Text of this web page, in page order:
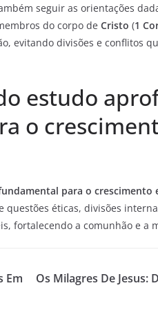
seguir as orientações
do corpo de Cristo (1
evitando divisões e conflitos
estudo
o
para o crescimento
éticas, divisões
fortalecendo a comunhão e a
Em
Os Milagres De Jesus: